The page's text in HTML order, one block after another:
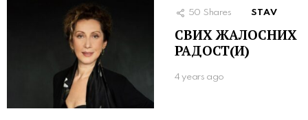
50 Shares STAV
СВИХ ЖАЛОСНИХ
РАДОСТ(И)
4 years ago